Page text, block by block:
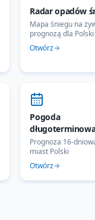
Radar opadów
Mapa śniegu na
prognozą dla
Otwórz
Pogoda
Prognoza 16-
miast Polski
Otwórz